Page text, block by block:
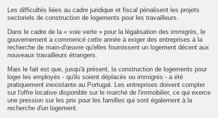
Les difficultés liées au cadre juridique et fiscal pénalisent les projets
sectoriels de construction de logements pour les travailleurs.
Dans le cadre de la « voie verte » pour la légalisation des immigrés, le
gouvernement a commencé cette année à exiger des entreprises à la
recherche de main-d'œuvre qu'elles fournissent un logement décent aux
nouveaux travailleurs étrangers.
Mais le fait est que, jusqu'à présent, la construction de logements pour
loger les employés - qu'ils soient déplacés ou immigrés - a été
pratiquement inexistante au Portugal. Les entreprises doivent compter
sur l'offre locative disponible sur le marché de l'immobilier, ce qui exerce
une pression sur les prix pour les familles qui sont également à la
recherche d'un logement.